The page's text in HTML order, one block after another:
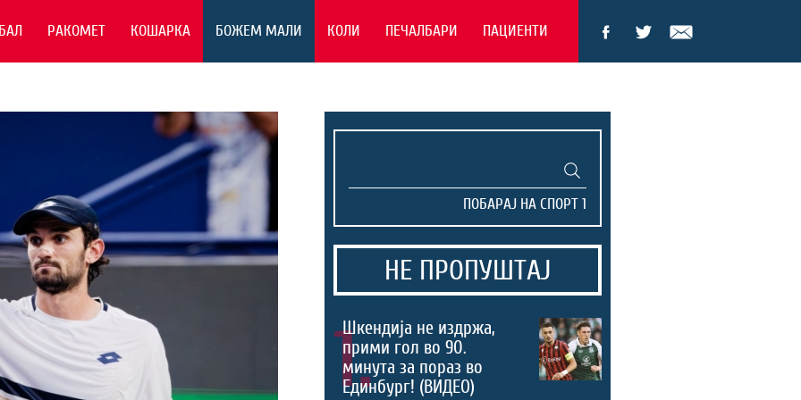
РАКОМЕТ КОШАРКА БОЖЕМ МАЛИ КОЛИ ПЕЧАЛБАРИ ПАЦИЕНТИ
НЕ ПРОПУШТАЈ
1.
Шкендија не издржа,
прими гол во 90.
минута за пораз во
Единбург! (ВИДЕО)